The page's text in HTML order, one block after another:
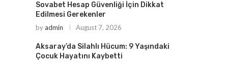
Sovabet Hesap Güvenliği İçin Dikkat
Edilmesi Gerekenler
byadmin August 7, 2026
Aksaray’da Silahlı Hücum: 9 Yaşındaki
Çocuk Hayatını Kaybetti